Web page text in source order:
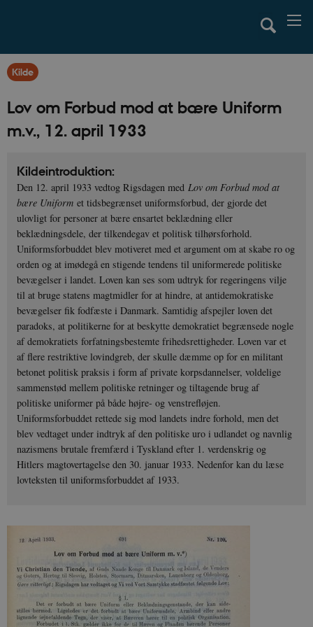
Kilde
Lov om Forbud mod at bære Uniform
m.v., 12. april 1933
Kildeintroduktion:
Den 12. april 1933 vedtog Rigsdagen medLov om Forbud mod at
bære Uniformet tidsbegrænset uniformsforbud, der gjorde det
ulovligt for personer at bære ensartet beklædning eller
beklædningsdele, der tilkendegav et politisk tilhørsforhold.
Uniformsforbuddet blev motiveret med et argument om at skabe ro og
orden og at imødegå en stigende tendens til uniformerede politiske
bevægelser i landet. Loven kan ses som udtryk for regeringens vilje
til at bruge statens magtmidler for at hindre, at antidemokratiske
bevægelser fik fodfæste i Danmark. Samtidig afspejler loven det
paradoks, at politikerne for at beskytte demokratiet begrænsede nogle
af demokratiets forfatningsbestemte frihedsrettigheder. Loven var et
af flere restriktive lovindgreb, der skulle dæmme op for en militant
betonet politisk praksis i form af private korpsdannelser, voldelige
sammenstød mellem politiske retninger og tiltagende brug af
politiske uniformer på både højre- og venstrefløjen.
Uniformsforbuddet rettede sig mod landets indre forhold, men det
blev vedtaget under indtryk af den politiske uro i udlandet og navnlig
nazismens brutale fremfærd i Tyskland efter 1. verdenskrig og
Hitlers magtovertagelse den 30. januar 1933. Nedenfor kan du læse
lovteksten til uniformsforbuddet af 1933.